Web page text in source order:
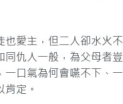
愛主，但二人卻水火不
仇人一般，為父母者豈
口氣為何會嚥不下、一
定。